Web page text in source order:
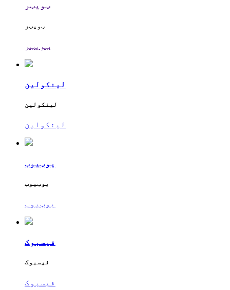
ټویټر
ټویټر
ټویټر
لینکولین
لینکولین
لینکولین
یوټیوب
یوټیوب
یوټیوب
فیسبوک
فیسبوک
فیسبوک